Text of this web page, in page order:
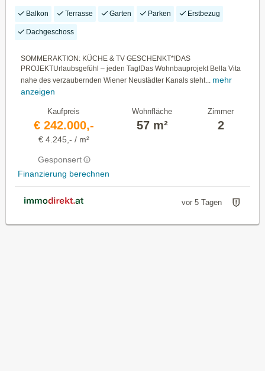
Loggia | Erstbezug, sofort vermietbar
Balkon Terrasse Garten Parken Erstbezug
Dachgeschoss
SOMMERAKTION: KÜCHE & TV GESCHENKT*!DAS
PROJEKTUrlaubsgefühl – jeden Tag!Das Wohnbauprojekt Bella Vita
nahe des verzaubernden Wiener Neustädter Kanals steht... mehr
anzeigen
Kaufpreis
€ 242.000,-
€ 4.245,- / m²
Gesponsert
Finanzierung berechnen
Wohnfläche
57 m²
Zimmer
2
vor 5 Tagen